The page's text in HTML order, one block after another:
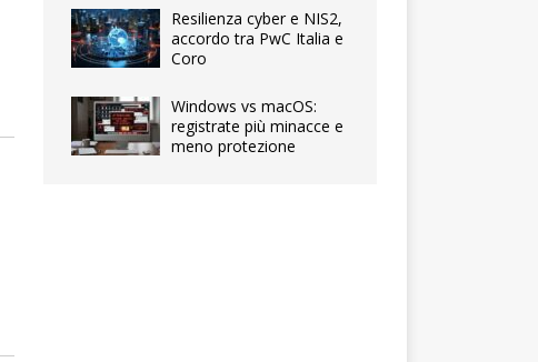
Resilienza cyber e NIS2,
accordo tra PwC Italia e
Coro
Windows vs macOS:
registrate più minacce e
meno protezione